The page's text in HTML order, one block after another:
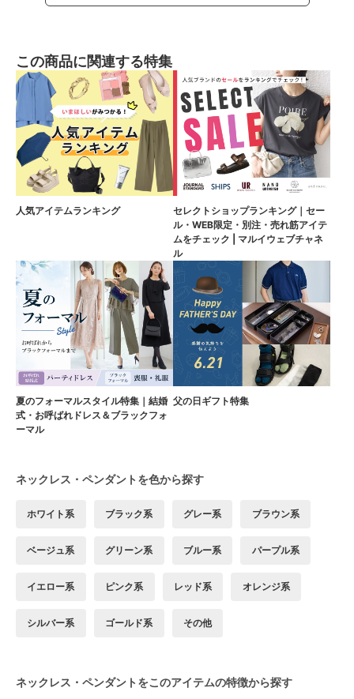
この商品に関連する特集
人気アイテムランキング
セレクトショップランキング｜セー
ル・WEB限定・別注・売れ筋アイテ
ムをチェック | マルイウェブチャネ
ル
夏のフォーマルスタイル特集｜結婚
式・お呼ばれドレス＆ブラックフォ
ーマル
父の日ギフト特集
ネックレス・ペンダントを色から探す
ホワイト系 ブラック系 グレー系 ブラウン系
ベージュ系 グリーン系 ブルー系 パープル系
イエロー系 ピンク系 レッド系 オレンジ系
シルバー系 ゴールド系 その他
ネックレス・ペンダントをこのアイテムの特徴から探す